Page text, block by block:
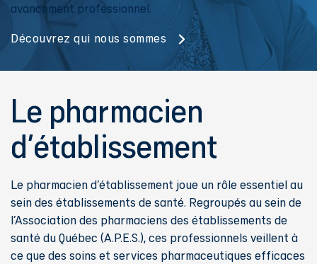
avancement professionnel.
Découvrez qui nous sommes
Le pharmacien
d'établissement
Le pharmacien d’établissement joue un rôle essentiel au
sein des établissements de santé. Regroupés au sein de
l’Association des pharmaciens des établissements de
santé du Québec (A.P.E.S.), ces professionnels veillent à
ce que des soins et services pharmaceutiques efficaces